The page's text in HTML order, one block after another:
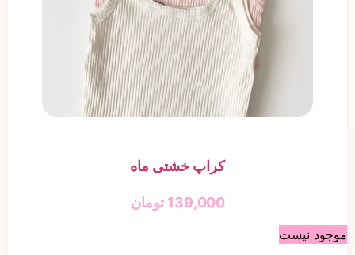
کراپ خشتی ماه
139,000 تومان
موجود نیست